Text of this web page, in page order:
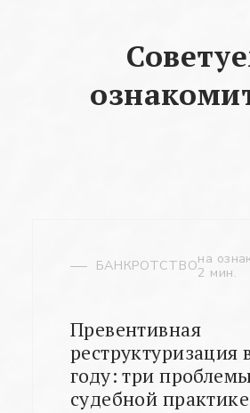
БАНКРОТСТВОна
2 мин.
Превентивная
реструктуризация
году: три
судебной практике